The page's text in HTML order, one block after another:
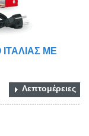
ΜΕ
Λεπτομέρειες